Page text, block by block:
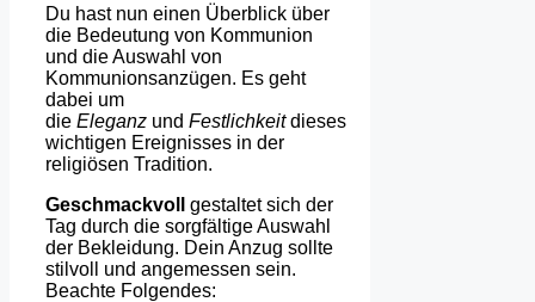
Du hast nun einen Überblick über
die Bedeutung von Kommunion
und die Auswahl von
Kommunionsanzügen. Es geht
dabei um
die Eleganz und Festlichkeitdieses
wichtigen Ereignisses in der
religiösen Tradition.
Geschmackvoll
gestaltet sich der
Tag durch die sorgfältige Auswahl
der Bekleidung. Dein Anzug sollte
stilvoll und angemessen sein.
Beachte Folgendes: